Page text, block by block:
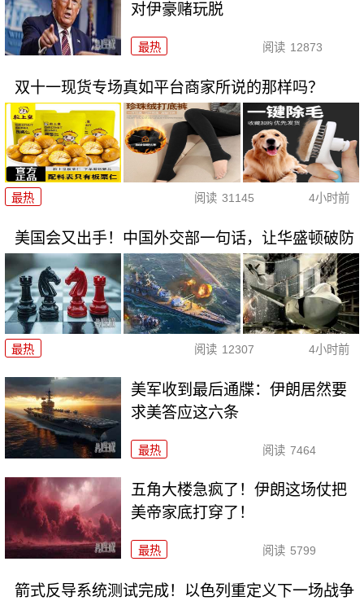
对伊豪赌玩脱
最热 阅读 12873
双十一现货专场真如平台商家所说的那样吗？
最热 阅读 31145 4小时前
美国会又出手！中国外交部一句话，让华盛顿破防
最热 阅读 12307 4小时前
美军收到最后通牒：伊朗居然要
求美答应这六条
最热 阅读 7464
五角大楼急疯了！伊朗这场仗把
美帝家底打穿了！
最热 阅读 5799
箭式反导系统测试完成！以色列重定义下一场战争